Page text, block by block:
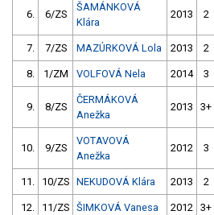
6. 6/ZS
ŠAMÁNKOVÁ
Klára
2013 2
7. 7/ZS MAZÚRKOVÁ Lola 2013 2
8. 1/ZM VOLFOVÁ Nela 2014 3
9. 8/ZS
ČERMÁKOVÁ
Anežka
2013 3+
10. 9/ZS
VOTAVOVÁ
Anežka
2012 3
11. 10/ZS NEKUDOVÁ Klára 2013 2
12. 11/ZS ŠIMKOVÁ Vanesa 2012 3+